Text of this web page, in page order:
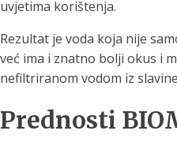
uvjetima korištenja.
Rezultat je voda koja nije
već ima i znatno bolji okus i
nefiltriranom vodom iz
Prednosti